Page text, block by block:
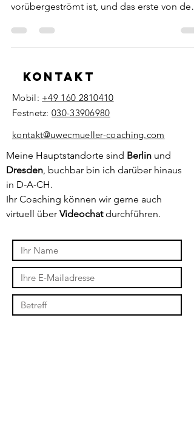
vorübergeströmt ist, und das erste von
Kontakt
Mobil: +49 160 2810410
Festnetz: 030-33906980
​kontakt@uwecmueller-coaching.com
Meine Hauptstandorte sind Berlin und
Dresden, buchbar bin ich darüber hinaus
in D-A-CH.
Ihr Coaching können wir gerne auch
virtuell über Videochatdurchführen.